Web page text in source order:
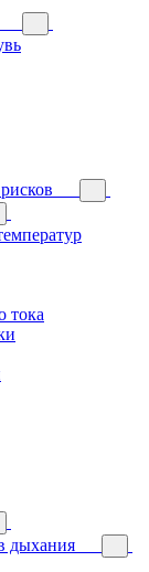
тока
дыхания